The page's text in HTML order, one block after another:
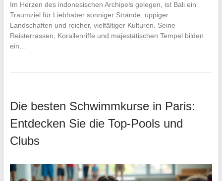
Im Herzen des indonesischen Archipels gelegen, ist Bali ein
Traumziel für Liebhaber sonniger Strände, üppiger
Landschaften und reicher, vielfältiger Kulturen. Seine
Reisterrassen, Korallenriffe und majestätischen Tempel bilden
ein…
Die besten Schwimmkurse in Paris:
Entdecken Sie die Top-Pools und
Clubs